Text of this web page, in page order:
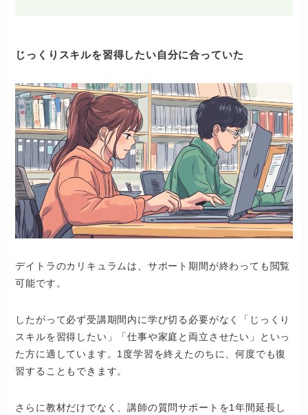
じっくりスキルを習得したい自分に合っていた
デイトラのカリキュラムは、サポート期間が終わっても閲覧
可能です。
したがって必ず受講期間内に学び切る必要がなく「じっくり
スキルを習得したい」「仕事や家庭と両立させたい」といっ
た方に適しています。1度学習を終えたのちに、何度でも復
習することもできます。
さらに教材だけでなく、講師の質問サポートを1年間延長し